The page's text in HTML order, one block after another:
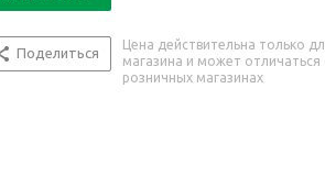
Поделиться
Цена действительна только
магазина и может отличаться
розничных магазинах